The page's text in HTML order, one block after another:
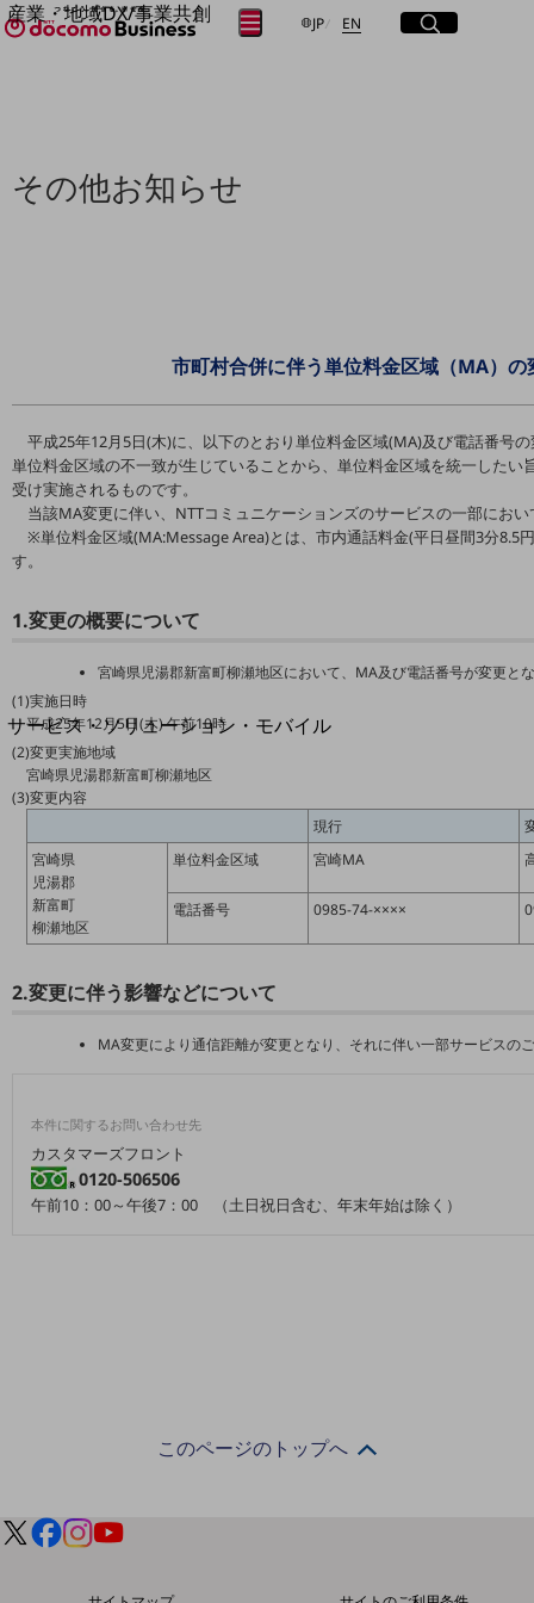
産業・地域DX/事業共創
OPEN HUB for Plural Futures
記事コンテンツ
プレイヤー(カタリスト/パートナー企業)
事例
Smart Mobility
Smart Worksite
生成AI(Generative AI)
地域の取り組み
地域社会を支える皆さまと地域課題の解決や
地域経済のさらなる活性化に取り組みます
自治体・地域社会との共創
サービス・ソリューション・モバイル
サービス・ソリューションTOP
DXに関する課題を解決する
サービス・ソリューションをご紹介
カテゴリーで探す
カテゴリーで探すTOP
ネットワーク・モバイル
電話・映像コミュニケーション
セキュリティ
データ利活用
コミュニケーション・情報共有
業務効率化
JP日本語
EN Englishサイト内検索
開く
メニュー
開く
その他お知らせ
市町村合併に伴う単位料金区域（MA）
平成25年12月5日(木)に、以下のとおり単位料金区域(MA)及び電話番号
単位料金区域の不一致が生じていることから、単位料金区域を統一した
受け実施されるものです。
当該MA変更に伴い、NTTコミュニケーションズのサービスの一部にお
※単位料金区域(MA:Message Area)とは、市内通話料金(平日昼間3分8.5
す。
1.変更の概要について
宮崎県児湯郡新富町柳瀬地区において、MA及び電話番号が変更と
(1)実施日時
平成25年12月5日(木) 午前10時
(2)変更実施地域
宮崎県児湯郡新富町柳瀬地区
(3)変更内容
現行
宮崎県
児湯郡
新富町
柳瀬地区
単位料金区域 宮崎MA
電話番号 0985-74-××××
2.変更に伴う影響などについて
MA変更により通信距離が変更となり、それに伴い一部サービスの
本件に関するお問い合わせ先
カスタマーズフロント
0120-506506
午前10：00～午後7：00 （土日祝日含む、年末年始は除く）
このページのトップへ